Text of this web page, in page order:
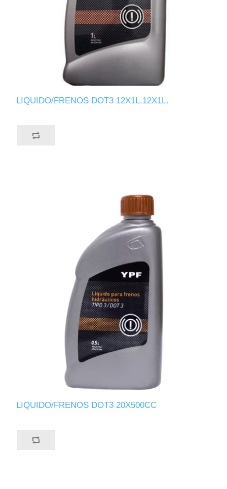
LIQUIDO/FRENOS DOT3 12X1L.12X1L.
LIQUIDO/FRENOS DOT3 20X500CC